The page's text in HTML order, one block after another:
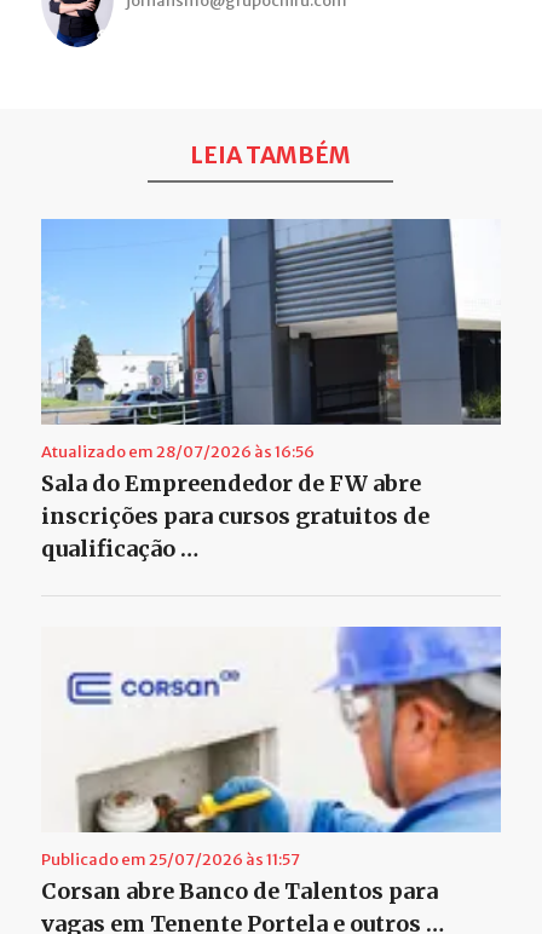
LEIA TAMBÉM
Atualizado em 28/07/2026 às 16:56
Sala do Empreendedor de FW abre
inscrições para cursos gratuitos de
qualificação …
Publicado em 25/07/2026 às 11:57
Corsan abre Banco de Talentos para
vagas em Tenente Portela e outros …